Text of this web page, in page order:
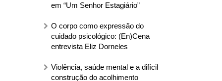
em “Um Senhor Estagiário”
O corpo como expressão do
cuidado psicológico: (En)Cena
entrevista Eliz Dorneles
Violência, saúde mental e a difícil
construção do acolhimento